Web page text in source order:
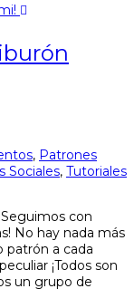
, Patrones
Sociales, Tutoriales
con
No hay nada más
patrón a cada
¡Todos son
un grupo de